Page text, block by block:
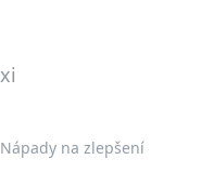
Nápady na zlepšení